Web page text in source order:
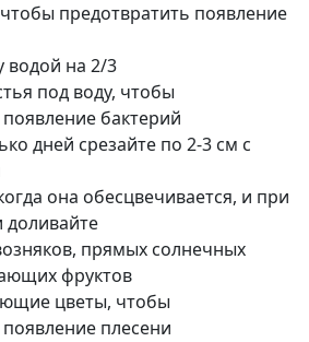
предотвратить появление
водой на 2/3
под воду, чтобы
бактерий
дней срезайте по 2-3 см с
она обесцвечивается, и при
доливайте
прямых солнечных
фруктов
цветы, чтобы
плесени